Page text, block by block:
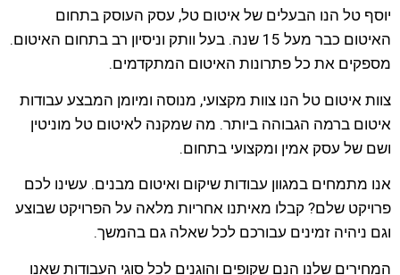
יוסף טל הנו הבעלים של איטום טל, עסק העוסק בתחום
האיטום כבר מעל 15 שנה. בעל וותק וניסיון רב בתחום האיטום.
מספקים את כל פתרונות האיטום המתקדמים.
צוות איטום טל הנו צוות מקצועי, מנוסה ומיומן המבצע עבודות
איטום ברמה הגבוהה ביותר. מה שמקנה לאיטום טל מוניטין
ושם של עסק אמין ומקצועי בתחום.
אנו מתמחים במגוון עבודות שיקום ואיטום מבנים. עשינו לכם
פרויקט שלם? קבלו מאיתנו אחריות מלאה על הפרויקט שבוצע
וגם ניהיה זמינים עבורכם לכל שאלה גם בהמשך.
המחירים שלנו הנם שקופים והוגנים לכל סוגי העבודות שאנו